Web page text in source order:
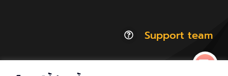
Support team